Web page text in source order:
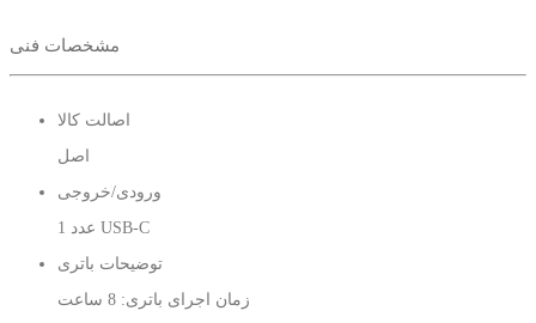
قابلیت ActiveTrack 5.0 گیمبال اسمو موبایل ۶ بهبود یافته است و در
اثر این موضوع در هنگام تصویربرداری از سوژه‌هایی که در مسافت
دوری قرار دارند، تشخیص و تعقیب خودکار سوژه‌ها بسیار بهتر از
قبل انجام خواهد شد. اپلیکیشن DJI Mimo از طریق بلوتوث ورژن ۵
به همراه این محصول قابل استفاده است و حالت‌های تصویربرداری
مختلفی را مانند حالت پرتره، تصویربرداری از زاویه پایین،
تصویربرداری از مناظر، تایم-لپس، موشن-لپس، هایپرلپس، پاناروما،
اسلو-موشن، حالت چرخشی و یک حالت ورزشی جدید مناسب برای
مشخصات فنی
اصالت کالا
اصل
ورودی/خروجی
1 عدد USB-C
توضیحات باتری
زمان اجرای باتری: 8 ساعت